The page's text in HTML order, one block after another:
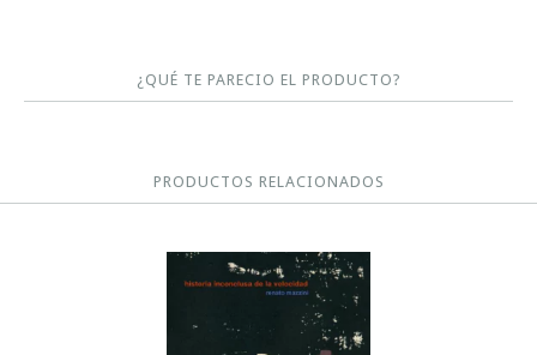
¿QUÉ TE PARECIO EL PRODUCTO?
PRODUCTOS RELACIONADOS